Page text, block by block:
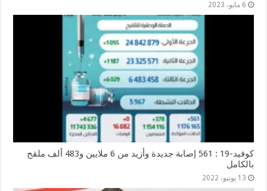
6 مايو، 2023
كوفيد-19 : 561 إصابة جديدة وأزيد من 6 ملايين و483 ألف ملقح
بالكامل
13 يونيو، 2022